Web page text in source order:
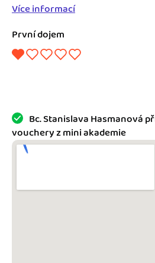
Katalog doplňků
Blog
mini akademie
Více informací
První dojem
Bc. Stanislava Hasmanová
vouchery z mini akademie